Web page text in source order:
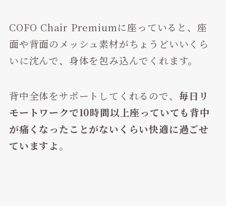
COFO Chair Premiumに座っていると、座
面や背面のメッシュ素材がちょうどいいくら
いに沈んで、身体を包み込んでくれます。
背中全体をサポートしてくれるので、 毎日リ
モートワークで10時間以上座っていても背中
が痛くなったことがないくらい快適に過ごせ
ていますよ。